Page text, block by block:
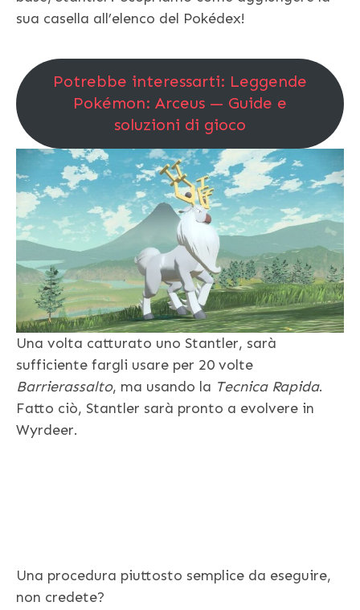
sua casella all’elenco del Pokédex!
Potrebbe interessarti: Leggende
Pokémon: Arceus — Guide e
soluzioni di gioco
Una volta catturato uno Stantler, sarà
sufficiente fargli usare per 20 volte
Barrierassalto, ma usando la Tecnica Rapida.
Fatto ciò, Stantler sarà pronto a evolvere in
Wyrdeer.
Una procedura piuttosto semplice da eseguire,
non credete?